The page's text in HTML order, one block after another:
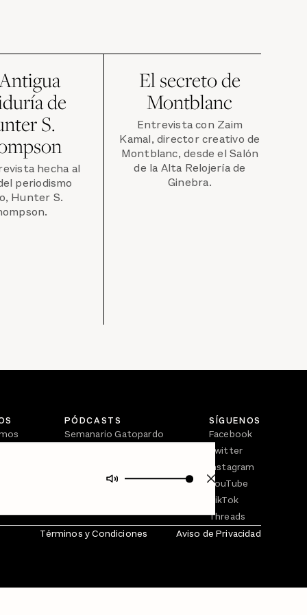
de
S.
hecha al
periodismo
Hunter S.
El secreto de
Montblanc
Entrevista con Zaim
Kamal, director creativo de
Montblanc, desde el Salón
de la Alta Relojería de
Ginebra.
PÓDCASTS
Semanario Gatopardo
SÍGUENOS
Facebook
Twitter
Instagram
YouTube
TikTok
Threads
Términos y Condiciones
Aviso de Privacidad